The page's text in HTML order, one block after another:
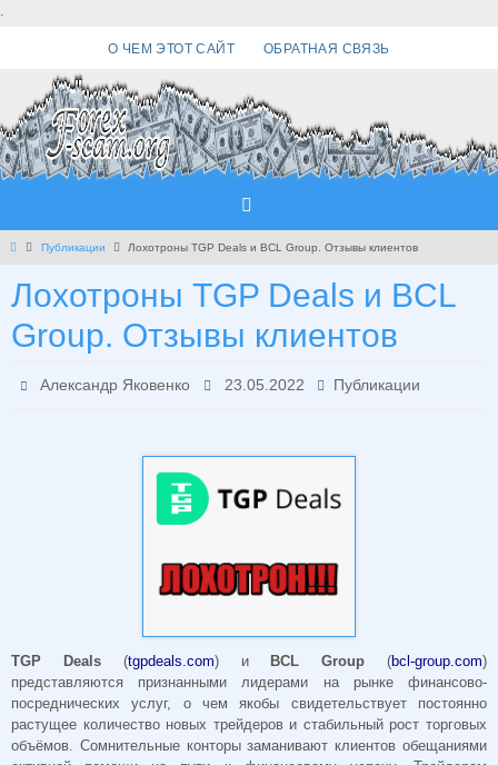
.
О ЧЕМ ЭТОТ САЙТ ОБРАТНАЯ СВЯЗЬ
Главная
Публикации Лохотроны TGP Deals и BCL Group. Отзывы клиентов
Лохотроны TGP Deals и BCL
Group. Отзывы клиентов
Александр Яковенко 23.05.2022 Публикации
TGP Deals(tgpdeals.com) и BCLGroup (bcl-group.com)
представляются признанными лидерами на рынке финансово-
посреднических услуг, о чем якобы свидетельствует постоянно
растущее количество новых трейдеров и стабильный рост торговых
объёмов. Сомнительные конторы заманивают клиентов обещаниями